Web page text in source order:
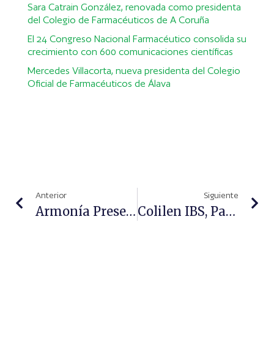
Sara Catrain González, renovada como presidenta
del Colegio de Farmacéuticos de A Coruña
El 24 Congreso Nacional Farmacéutico consolida su
crecimiento con 600 comunicaciones científicas
Mercedes Villacorta, nueva presidenta del Colegio
Oficial de Farmacéuticos de Álava
Anterior
Armonía Presenta Sus Cuidados Capilares ‘sin’
Siguiente
Colilen IBS, Para El Tratamiento Del Síndrome Del Intestino Irritable